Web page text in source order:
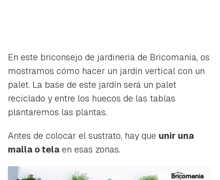
En este briconsejo de jardinería de Bricomanía, os
mostramos cómo hacer un jardín vertical con un
palet. La base de este jardín será un palet
reciclado y entre los huecos de las tablas
plantaremos las plantas.
Antes de colocar el sustrato, hay que unir una
malla o tela en esas zonas.